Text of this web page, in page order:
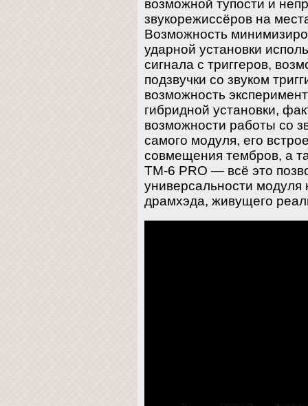
возможной тупости и
звукорежиссёров на
Возможность
ударной установки
сигнала с триггеров,
подзвучки со звуком
возможность
гибридной установки,
возможности работы со
самого модуля, его
совмещения тембров, а
TM-6 PRO — всё это
универсальности модуля
драмхэда, живущего